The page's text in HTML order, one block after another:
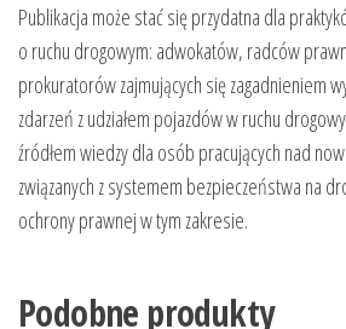
Publikacja może stać się przydatna dla
o ruchu drogowym: adwokatów, radców
prokuratorów zajmujących się zagadnieniem
zdarzeń z udziałem pojazdów w ruchu
źródłem wiedzy dla osób pracujących nad
związanych z systemem bezpieczeństwa na
ochrony prawnej w tym zakresie.
Podobne produkty